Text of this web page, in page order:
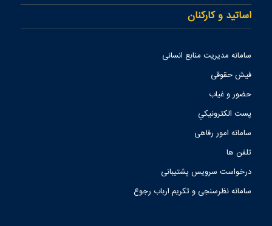
اساتید و کارکنان
سامانه مدیریت منابع انسانی
فیش حقوقی
حضور و غیاب
پست الكترونيكي
سامانه امور رفاهی
تلفن ها
درخواست سرویس پشتیبانی
سامانه نظرسنجی و تکریم ارباب رجوع